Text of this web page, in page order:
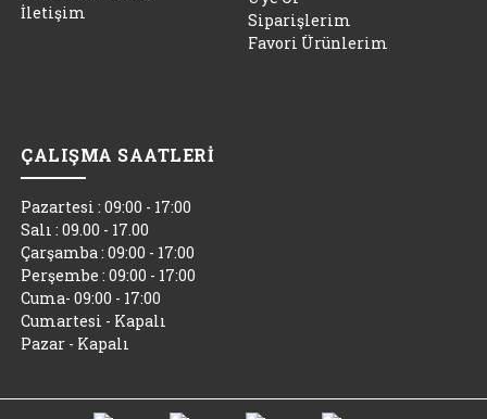
İletişim
Siparişlerim
Favori Ürünlerim
ÇALIŞMA SAATLERİ
Pazartesi : 09:00 - 17:00
Salı : 09.00 - 17.00
Çarşamba : 09:00 - 17:00
Perşembe : 09:00 - 17:00
Cuma- 09:00 - 17:00
Cumartesi - Kapalı
Pazar - Kapalı